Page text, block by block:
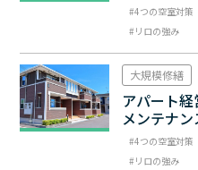
4つの空室対策
リロの強み
大規模修繕
アパート
メンテナ
4つの空室対策
リロの強み